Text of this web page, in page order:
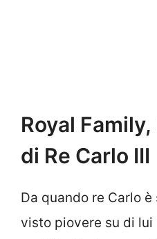
Royal
di Re Carlo III
Da quando re Carlo
visto piovere su di